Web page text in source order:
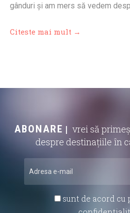
gânduri şi am mers să vedem
Citeste mai mult →
ABONARE
vrei să
despre destinațiile în
sunt de acord cu